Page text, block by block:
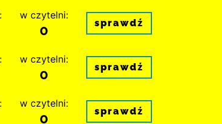
w czytelni:
0 sprawdź
w czytelni:
0 sprawdź
w czytelni:
0 sprawdź